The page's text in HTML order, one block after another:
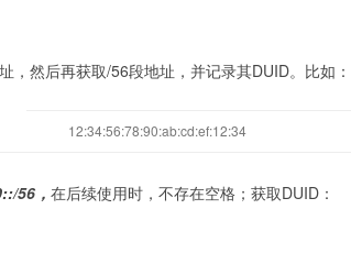
，然后再获取/56段地址，并记录其DUID。比如：
12:34:56:78:90:ab:cd:ef:12:34
56， 在后续使用时，不存在空格；获取DUID：